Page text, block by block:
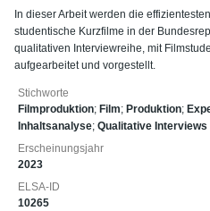
In dieser Arbeit werden die
studentische Kurzfilme in der
qualitativen Interviewreihe, mit
aufgearbeitet und vorgestellt.
Stichworte
Filmproduktion; Film; Produktion;
Inhaltsanalyse; Qualitative Interviews
Erscheinungsjahr
2023
ELSA-ID
10265